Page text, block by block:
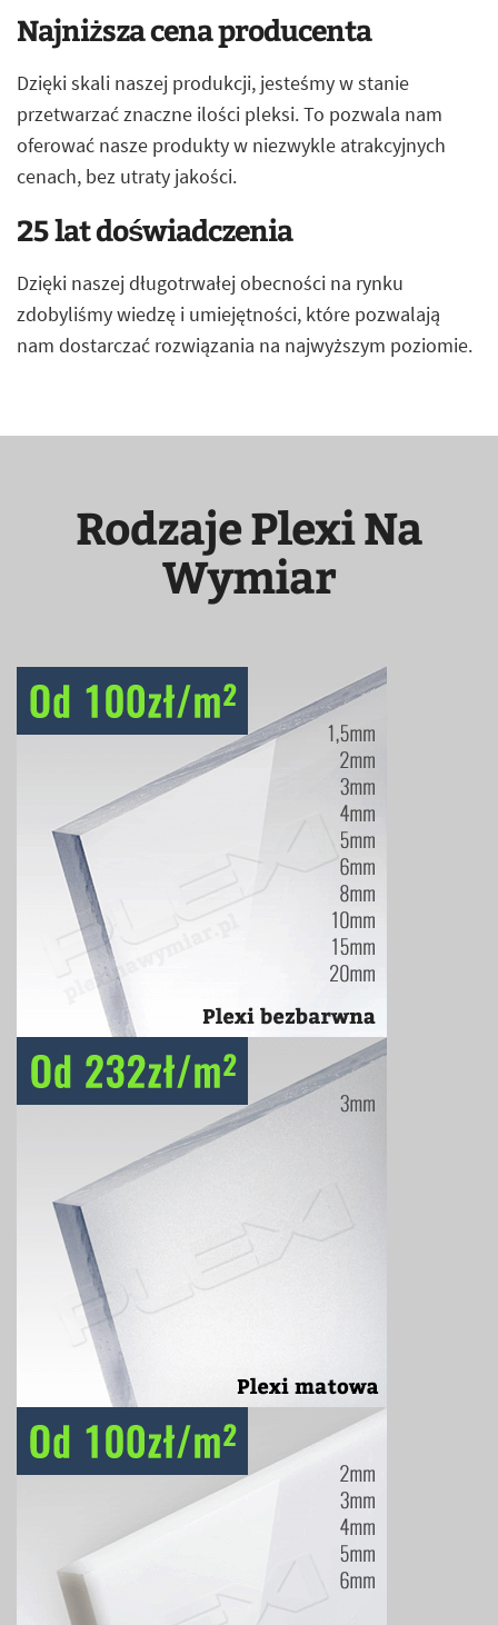
Najniższa cena producenta
Dzięki skali naszej produkcji, jesteśmy w stanie
przetwarzać znaczne ilości pleksi. To pozwala nam
oferować nasze produkty w niezwykle atrakcyjnych
cenach, bez utraty jakości.
25 lat doświadczenia
Dzięki naszej długotrwałej obecności na rynku
zdobyliśmy wiedzę i umiejętności, które pozwalają
nam dostarczać rozwiązania na najwyższym poziomie.
Rodzaje Plexi Na
Wymiar